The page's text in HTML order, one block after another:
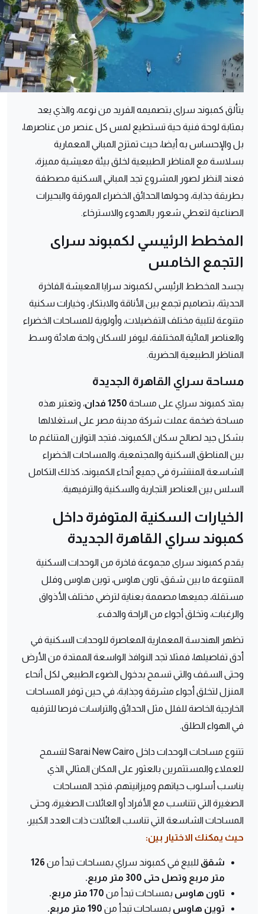
يتألق كمبوند سراى بتصميمه الفريد من نوعه، والذي يعد
بمثابة لوحة فنية حية تستطيع لمس كل عنصر من عناصرها،
بل والإحساس به أيضا، حيث تمتزج المباني المعمارية
بسلاسة مع المناظر الطبيعية لخلق بيئة معيشية مميزة،
فعند النظر لصور المشروع تجد المباني السكنية مصطفة
بطريقة جذابة، وحولها الحدائق الخضراء المورقة والبحيرات
الصناعية لتعطي شعور بالهدوء والاسترخاء.
المخطط الرئيسي لكمبوند سراى
التجمع الخامس
يجسد المخطط الرئيسي لكمبوند سرايا المعيشة الفاخرة
الحديثة، بتصاميم تجمع بين الأناقة والابتكار، وخيارات سكنية
متنوعة لتلبية مختلف التفضيلات، وأولوية للمساحات الخضراء
والعناصر المائية المختلفة، ليوفر للسكان واحة هادئة وسط
المناظر الطبيعية الحضرية.
مساحة سراي القاهرة الجديدة
يمتد كمبوند سراي على مساحة 1250 فدان
، وتعتبر هذه
مساحة ضخمة عملت شركة مدينة مصر على استغلالها
بشكل جيد لصالح سكان الكمبوند، فتجد التوازن المتناغم ما
بين المناطق السكنية والمجتمعية، والمساحات الخضراء
الشاسعة المنتشرة في جميع أنحاء الكمبوند، كذلك التكامل
السلس بين العناصر التجارية والسكنية والترفيهية.
الخيارات السكنية المتوفرة داخل
كمبوند سراي القاهرة الجديدة
يقدم كمبوند سراى مجموعة فاخرة من الوحدات السكنية
المتنوعة ما بين شقق، تاون هاوس، توين هاوس وفلل
مستقلة، جميعها مصممة بعناية لترضي مختلف الأذواق
والرغبات، وتخلق أجواء من الراحة والدفء.
تظهر الهندسة المعمارية المعاصرة للوحدات السكنية في
أدق تفاصيلها، فمثلا تجد النوافذ الواسعة الممتدة من الأرض
وحتى السقف والتي تسمح بدخول الضوء الطبيعي لكل أنحاء
المنزل لتخلق أجواء مشرقة وجذابة، في حين توفر المساحات
الخارجية الخاصة للفلل مثل الحدائق والتراسات فرصا للترفيه
في الهواء الطلق.
تتنوع مساحات الوحدات داخل Sarai New Cairo لتسمح
للعملاء والمستثمرين بالعثور على المكان المثالي الذي
يناسب أسلوب حياتهم وميزانيتهم، فتجد المساحات
الصغيرة التي تتناسب مع الأفراد أو العائلات الصغيرة، وحتى
المساحات الشاسعة التي تناسب العائلات ذات العدد الكبير،
حيث يمكنك الاختيار بين:
شقق للبيع في كمبوند سراي بمساحات تبدأ من126
متر مربع وتصل حتى 300 متر مربع.
تاون هاوس بمساحات تبدأ من
توين هاوس بمساحات تبدأ من